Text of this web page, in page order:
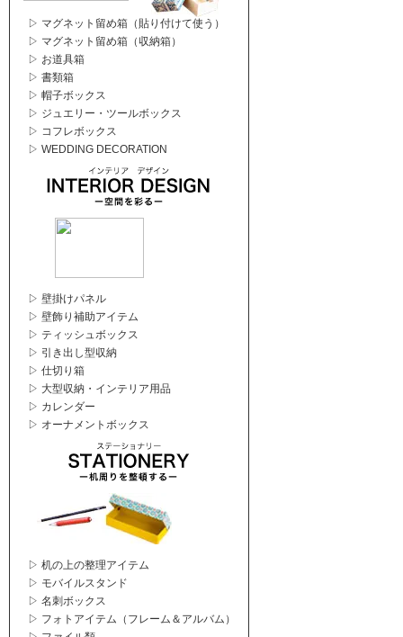
▷ マグネット留め箱（貼り付けて使う）
▷ マグネット留め箱（収納箱）
▷ お道具箱
▷ 書類箱
▷ 帽子ボックス
▷ ジュエリー・ツールボックス
▷ コフレボックス
▷ WEDDING DECORATION
▷ 壁掛けパネル
▷ 壁飾り補助アイテム
▷ ティッシュボックス
▷ 引き出し型収納
▷ 仕切り箱
▷ 大型収納・インテリア用品
▷ カレンダー
▷ オーナメントボックス
▷ 机の上の整理アイテム
▷ モバイルスタンド
▷ 名刺ボックス
▷ フォトアイテム（フレーム＆アルバム）